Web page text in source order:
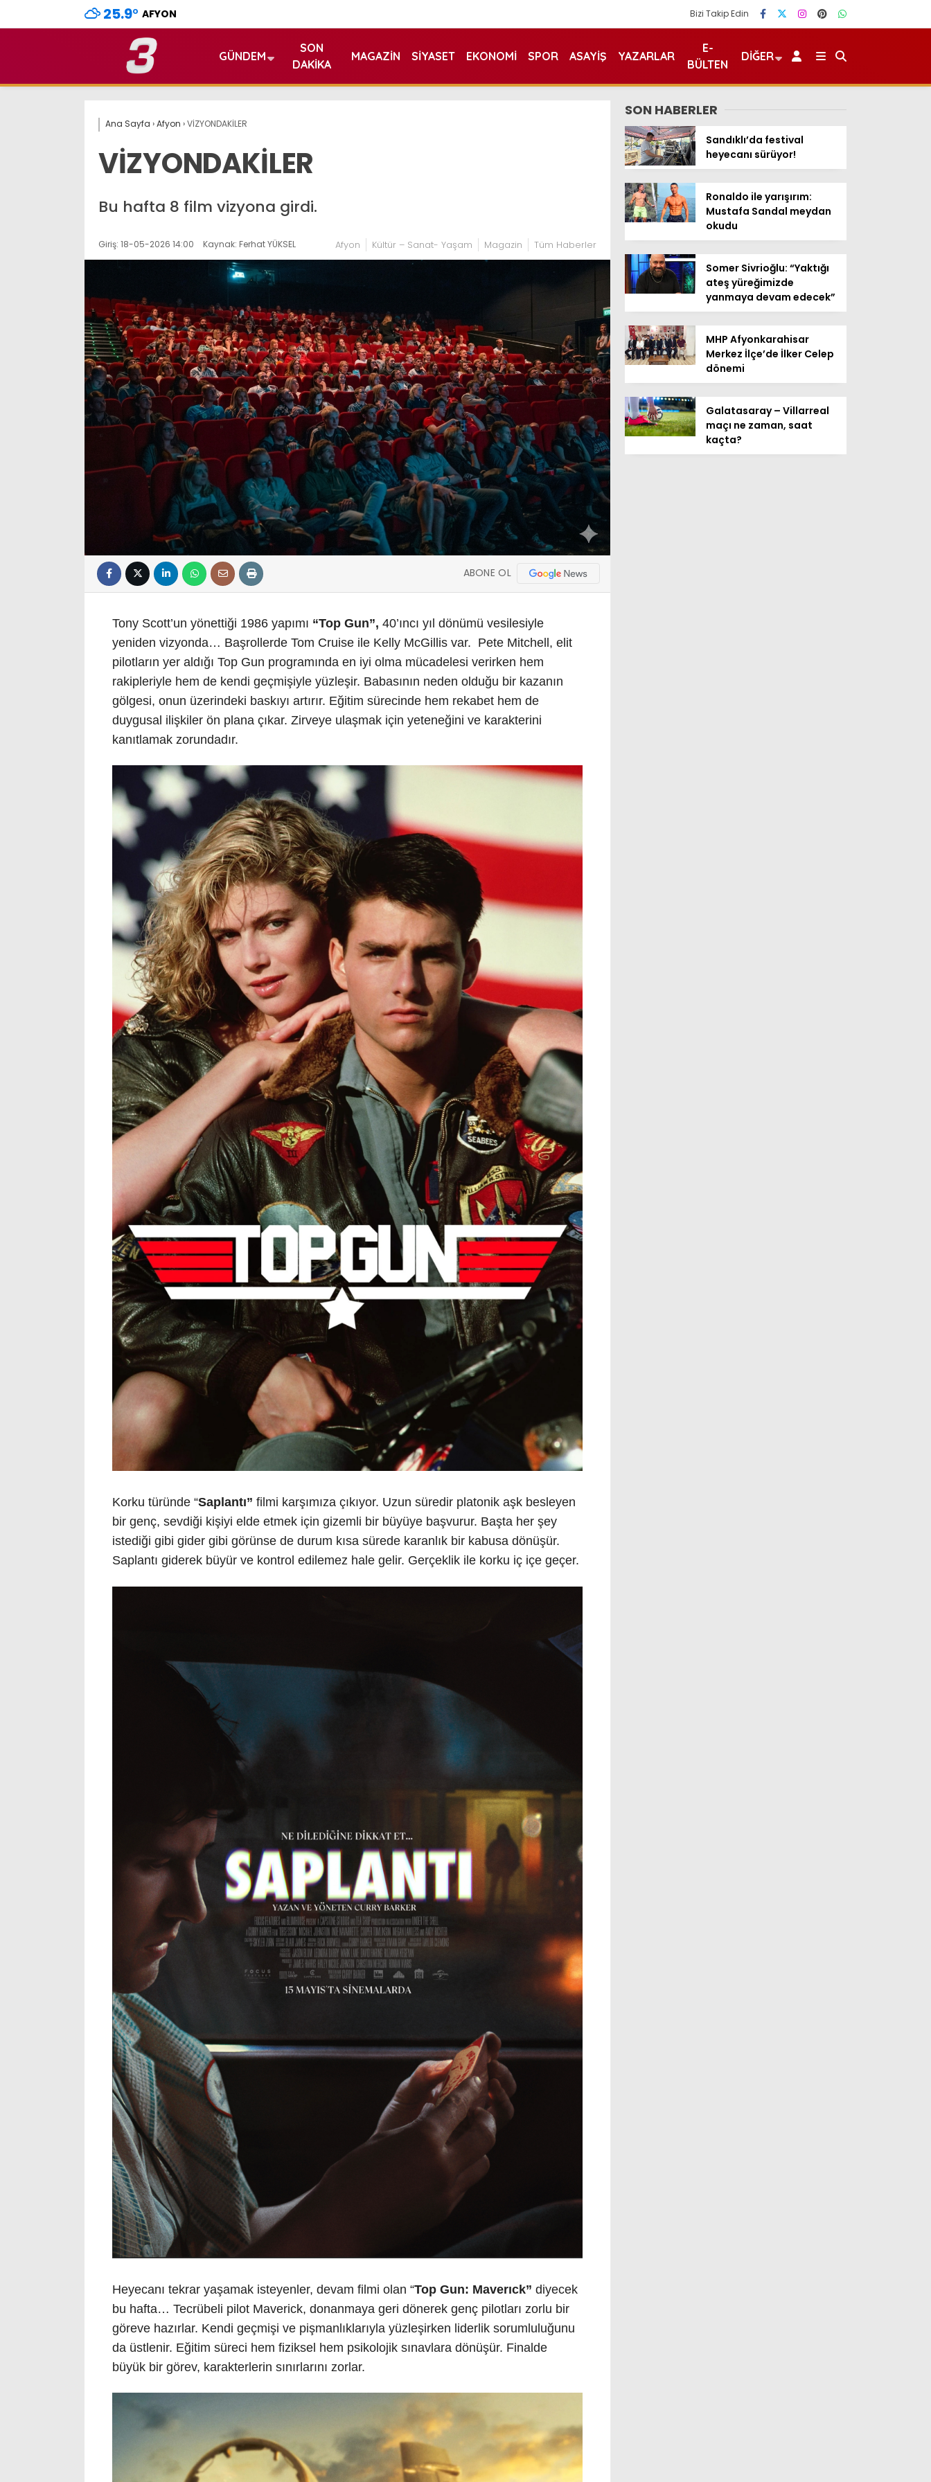
25.9° AFYON Bizi Takip Edin
GÜNDEM
SON
DAKIKA
MAGAZIN SIYASET EKONOMI SPOR ASAYIŞ YAZARLAR
E-
BÜLTEN
DIĞER
Ana Sayfa ›Afyon ›VİZYONDAKİLER
VİZYONDAKİLER
Bu hafta 8 film vizyona girdi.
Giriş: 18-05-2026 14:00 Kaynak: Ferhat YÜKSEL Afyon Kültür – Sanat- Yaşam Magazin Tüm Haberler
ABONE OL
Tony Scott’un yönettiği 1986 yapımı “Top Gun”, 40’ıncı yıl dönümü vesilesiyle
yeniden vizyonda… Başrollerde Tom Cruise ile Kelly McGillis var. Pete Mitchell, elit
pilotların yer aldığı Top Gun programında en iyi olma mücadelesi verirken hem
rakipleriyle hem de kendi geçmişiyle yüzleşir. Babasının neden olduğu bir kazanın
gölgesi, onun üzerindeki baskıyı artırır. Eğitim sürecinde hem rekabet hem de
duygusal ilişkiler ön plana çıkar. Zirveye ulaşmak için yeteneğini ve karakterini
kanıtlamak zorundadır.
Korku türünde “Saplantı” filmi karşımıza çıkıyor. Uzun süredir platonik aşk besleyen
bir genç, sevdiği kişiyi elde etmek için gizemli bir büyüye başvurur. Başta her şey
istediği gibi gider gibi görünse de durum kısa sürede karanlık bir kabusa dönüşür.
Saplantı giderek büyür ve kontrol edilemez hale gelir. Gerçeklik ile korku iç içe geçer.
Heyecanı tekrar yaşamak isteyenler, devam filmi olan “Top Gun: Maverıck” diyecek
bu hafta… Tecrübeli pilot Maverick, donanmaya geri dönerek genç pilotları zorlu bir
göreve hazırlar. Kendi geçmişi ve pişmanlıklarıyla yüzleşirken liderlik sorumluluğunu
da üstlenir. Eğitim süreci hem fiziksel hem psikolojik sınavlara dönüşür. Finalde
büyük bir görev, karakterlerin sınırlarını zorlar.
SON HABERLER
Sandıklı’da festival
heyecanı sürüyor!
Ronaldo ile yarışırım:
Mustafa Sandal meydan
okudu
Somer Sivrioğlu: “Yaktığı
ateş yüreğimizde
yanmaya devam edecek”
MHP Afyonkarahisar
Merkez İlçe’de İlker Celep
dönemi
Galatasaray – Villarreal
maçı ne zaman, saat
kaçta?